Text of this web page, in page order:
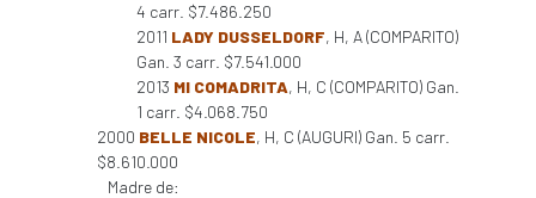
4 carr. $7.486.250
2011 LADY DUSSELDORF, H, A (COMPARITO)
Gan. 3 carr. $7.541.000
2013 MI COMADRITA, H, C (COMPARITO) Gan.
1 carr. $4.068.750
2000 BELLE NICOLE, H, C (AUGURI) Gan. 5 carr.
$8.610.000
Madre de: